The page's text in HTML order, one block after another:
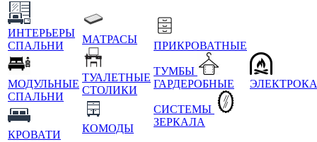
ИНТЕРЬЕРЫ
СПАЛЬНИ
МОДУЛЬНЫЕ
СПАЛЬНИ
КРОВАТИ
МАТРАСЫ
ТУАЛЕТНЫЕ
СТОЛИКИ
КОМОДЫ
ПРИКРОВАТНЫЕ
ТУМБЫ
ГАРДЕРОБНЫЕ
СИСТЕМЫ
ЗЕРКАЛА